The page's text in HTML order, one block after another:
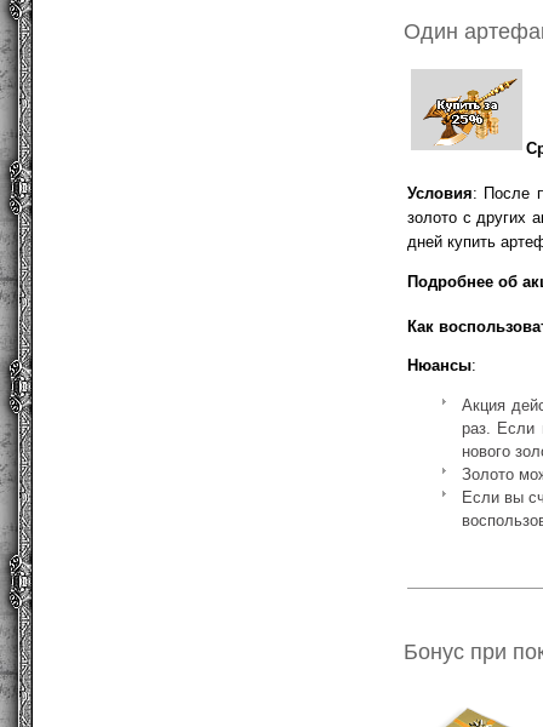
Один
Условия: После
золото с других
дней купить
Подробнее об
Как
Нюансы:
Акция
раз. Если
нового
Золото
Если вы
Бонус при